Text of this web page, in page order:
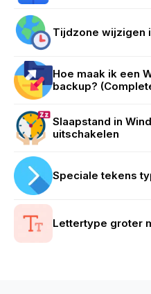
Tijdzone wijzigen
Hoe maak ik een
backup?
Slaapstand in
uitschakelen
Speciale tekens
Lettertype groter